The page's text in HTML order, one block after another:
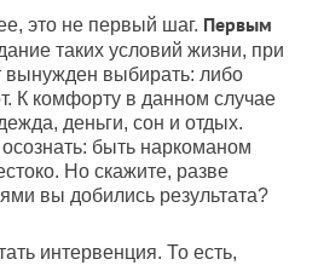
это не первый шаг. Первым
таких условий жизни, при
вынужден выбирать: либо
К комфорту в данном случае
деньги, сон и отдых.
быть наркоманом
Но скажите, разве
вы добились результата?
интервенция. То есть,